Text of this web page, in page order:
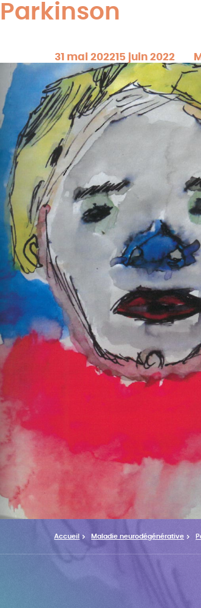
Parkinson
31 mai 202215 juin 2022
Accueil Maladie neurodégénérative